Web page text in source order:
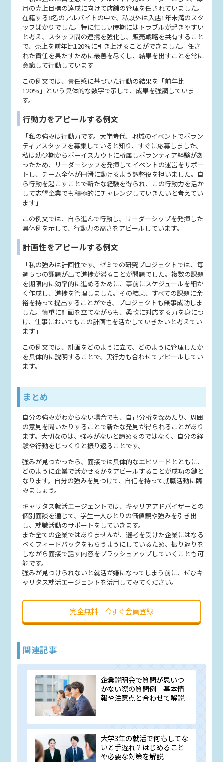
月の売上目標の達成に向けて店舗の管理を任されていました。
在籍する8名のアルバイトの中で、私以外は入店1年未満のスタ
ッフばかりでした。特に忙しい時期にはトラブルが起きやすい
と考え、スタッフ間の連携を強化し、販売戦略を共有すること
で、売上を前年比120%に引き上げることができました。任さ
れた責任を果たすために最善を尽くし、結果を出すことを常に
意識して行動しています」
この例文では、責任感に基づいた行動の結果を「前年比
120%」という具体的な数字で示して、成果を強調していま
す。
行動力をアピールする例文
「私の強みは行動力です。大学時代、地域のイベントでボラン
ティアスタッフを募集していると知り、すぐに応募しました。
私は幼少期からボーイスカウトに所属しボランティア経験があ
ったため、リーダーシップを発揮してイベントの運営をサポー
トし、チーム全体が円滑に動けるよう調整役を担いました。自
ら行動を起こすことで新たな経験を得られ、この行動力を活か
して志望企業でも積極的にチャレンジしていきたいと考えてい
ます」
この例文では、自ら進んで行動し、リーダーシップを発揮した
具体例を示して、行動力の高さをアピールしています。
計画性をアピールする例文
「私の強みは計画性です。ゼミでの研究プロジェクトでは、毎
週５つの課題が出て進捗が滞ることが問題でした。複数の課題
を期限内に効率的に進めるために、事前にスケジュールを細か
く作成し、進捗を管理しました。その結果、すべての課題に余
裕を持って提出することができ、プロジェクトも無事成功しま
した。慎重に計画を立てながらも、柔軟に対応する力を身につ
け、仕事においてもこの計画性を活かしていきたいと考えてい
ます」
この例文では、計画をどのように立て、どのように管理したか
を具体的に説明することで、実行力も合わせてアピールしてい
ます。
まとめ
自分の強みがわからない場合でも、自己分析を深めたり、周囲
の意見を聞いたりすることで新たな発見が得られることがあり
ます。大切なのは、強みがないと諦めるのではなく、自分の経
験や行動をじっくりと振り返ることです。
強みが見つかったら、面接では具体的なエピソードとともに、
どのように企業で活かせるかをアピールすることが成功の鍵と
なります。自分の強みを見つけて、自信を持って就職活動に臨
みましょう。
キャリタス就活エージェントでは、キャリアアドバイザーとの
個別面談を通じて、学生一人ひとりの価値観や強みを引き出
し、就職活動のサポートをしていきます。
また全ての企業ではありませんが、選考を受けた企業にはなる
べくフィードバックをもらうようにしているため、振り返りを
しながら面接で話す内容をブラッシュアップしていくことも可
能です。
強みが見つけられないと就活が嫌になってしまう前に、ぜひキ
ャリタス就活エージェントを活用してみてください。
完全無料 今すぐ会員登録
関連記事
企業説明会で質問が思いつ
かない際の質問例｜基本情
報や注意点と合わせて解説
大学3年の就活で何もしてな
いと手遅れ？はじめること
や必要な対策を解説